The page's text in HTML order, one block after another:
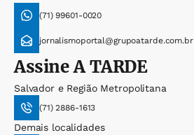
(71) 99601-0020
jornalismoportal@grupoatarde.com.br
AssineA TARDE
Salvador e Região Metropolitana
(71) 2886-1613
Demais localidades